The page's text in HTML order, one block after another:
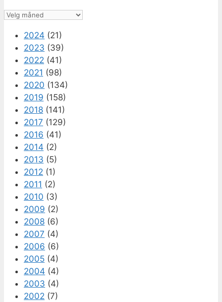
Arkiv
2024 (21)
2023 (39)
2022 (41)
2021 (98)
2020 (134)
2019 (158)
2018 (141)
2017 (129)
2016 (41)
2014 (2)
2013 (5)
2012 (1)
2011 (2)
2010 (3)
2009 (2)
2008 (6)
2007 (4)
2006 (6)
2005 (4)
2004 (4)
2003 (4)
2002 (7)